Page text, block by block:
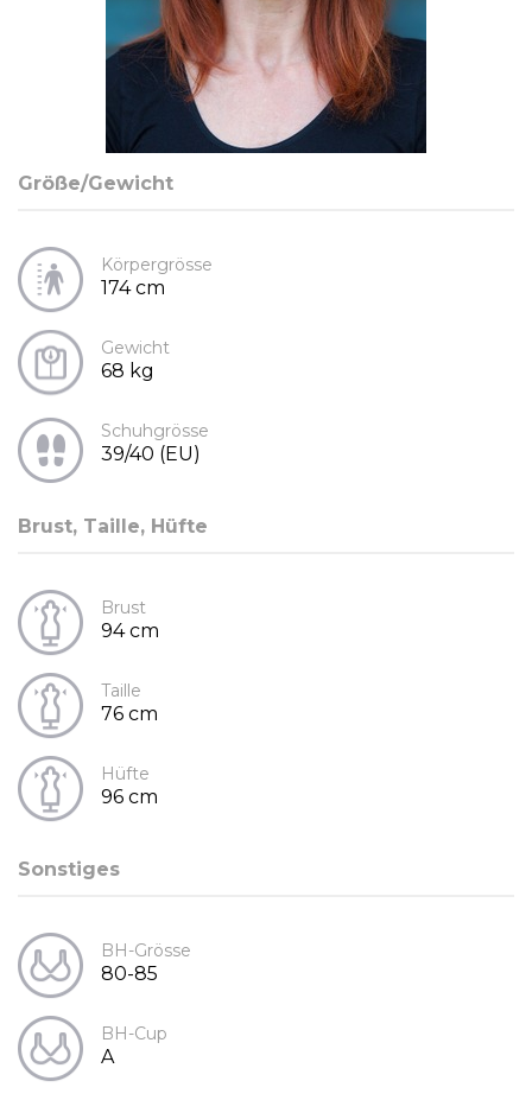
Größe/Gewicht
Körpergrösse
174 cm
Gewicht
68 kg
Schuhgrösse
39/40 (EU)
Brust, Taille, Hüfte
Brust
94 cm
Taille
76 cm
Hüfte
96 cm
Sonstiges
BH-Grösse
80-85
BH-Cup
A